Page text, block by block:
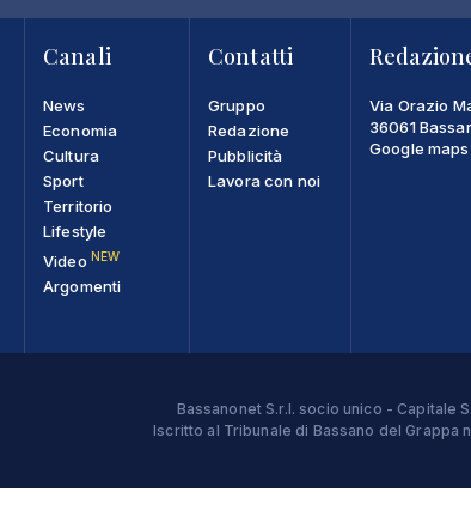
Canali
News
Economia
Cultura
Sport
Territorio
Lifestyle
Video NEW
Argomenti
Contatti
Gruppo
Redazione
Pubblicità
Lavora con noi
Via Orazio
36061
Google maps
Bassanonet S.r.l. socio unico - Capitale
Iscritto al Tribunale di Bassano del